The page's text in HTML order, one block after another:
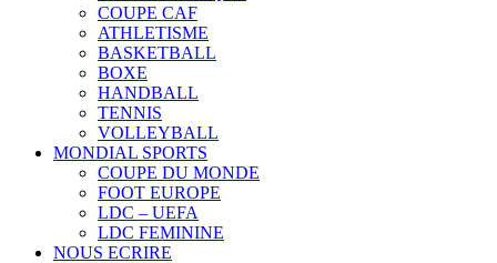
COUPE CAF
ATHLETISME
BASKETBALL
BOXE
HANDBALL
TENNIS
VOLLEYBALL
MONDIAL SPORTS
COUPE DU MONDE
FOOT EUROPE
LDC – UEFA
LDC FEMININE
NOUS ECRIRE